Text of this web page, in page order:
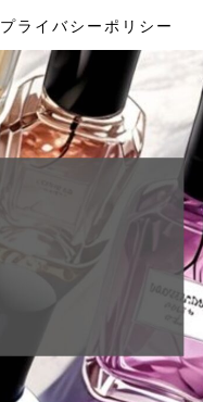
プライバシーポリシー